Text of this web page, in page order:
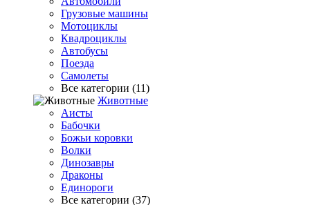
Грузовые машины
Мотоциклы
Квадроциклы
Автобусы
Поезда
Самолеты
Все категории (11)
Животные
Аисты
Бабочки
Божьи коровки
Волки
Динозавры
Драконы
Единороги
Все категории (37)